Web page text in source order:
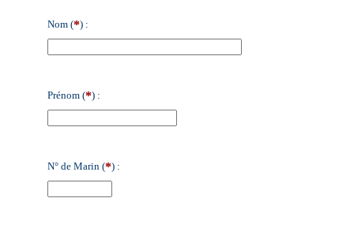
Nom (*) :
Prénom (*) :
N° de Marin (*) :